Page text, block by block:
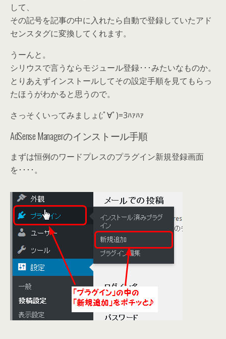
して、
その記号を記事の中に入れたら自動で登録していたアド
センスタグに変換してくれます。
うーんと。
シリウスで言うならモジュール登録･･･みたいなものか。
とりあえずインストールしてその設定手順を見てもらっ
たほうがわかると思うので。
さっそくいってみましょ(;ﾟ∀ﾟ)=3ﾊｧﾊｧ
AdSense Managerのインストール手順
まずは恒例のワードプレスのプラグイン新規登録画面
を････。